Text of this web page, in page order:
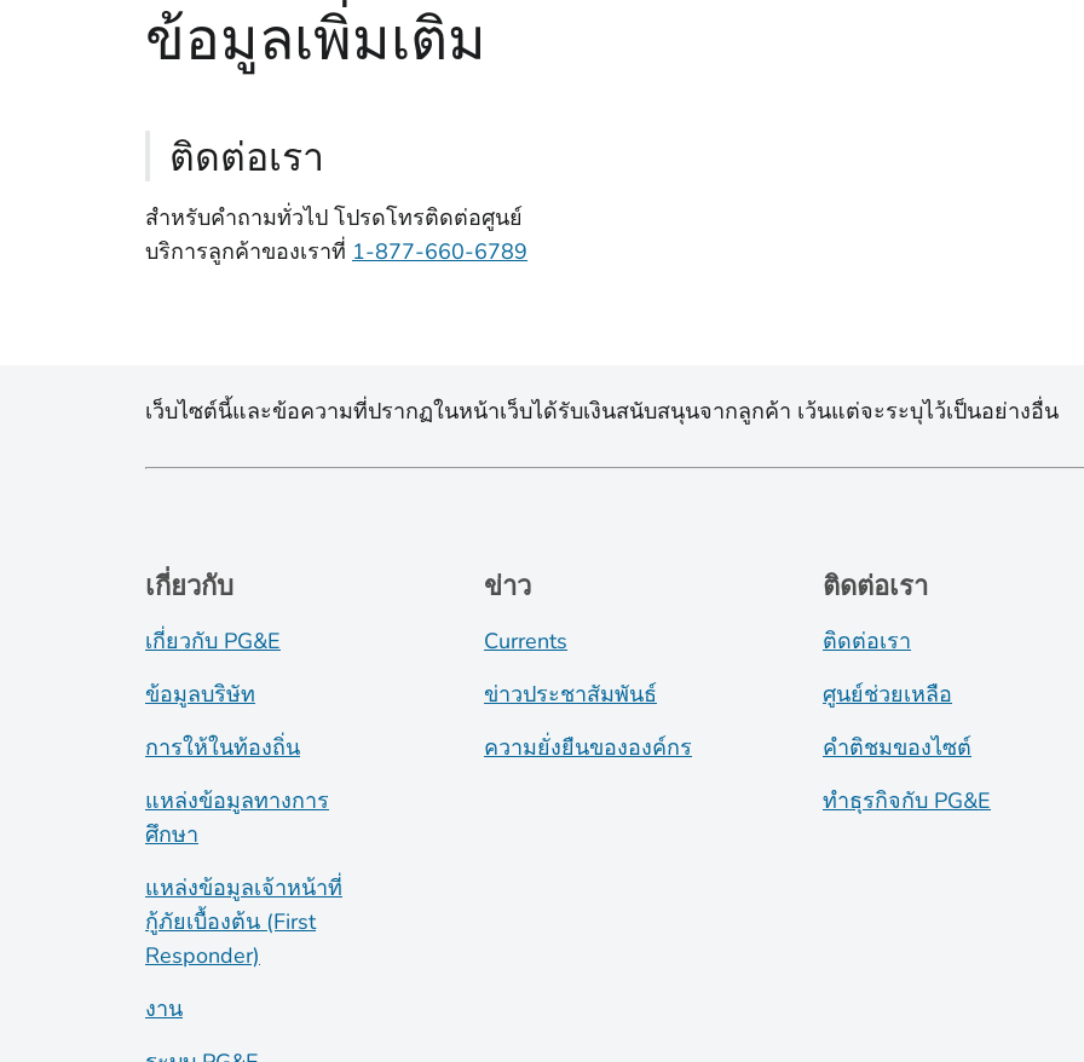
ข้อมูลเพิ่มเติม
ติดต่อเรา
สําหรับคําถามทั่วไป โปรดโทรติดต่อศูนย์
บริการลูกค้าของเราที่ 1-877-660-6789
เว็บไซต์นี้และข้อความที่ปรากฏในหน้าเว็บได้รับเงินสนับสนุนจากลูกค้า เว้นแต่จะระบุไว้เป็นอย่างอื่น
เกี่ยวกับ
เกี่ยวกับ PG&E
ข้อมูลบริษัท
การให้ในท้องถิ่น
แหล่งข้อมูลทางการ
ศึกษา
แหล่งข้อมูลเจ้าหน้าที่
กู้ภัยเบื้องต้น (First
Responder)
งาน
ข่าว
Currents
ข่าวประชาสัมพันธ์
ความยั่งยืนขององค์กร
ติดต่อเรา
ติดต่อเรา
ศูนย์ช่วยเหลือ
คำติชมของไซต์
ทำธุรกิจกับ PG&E